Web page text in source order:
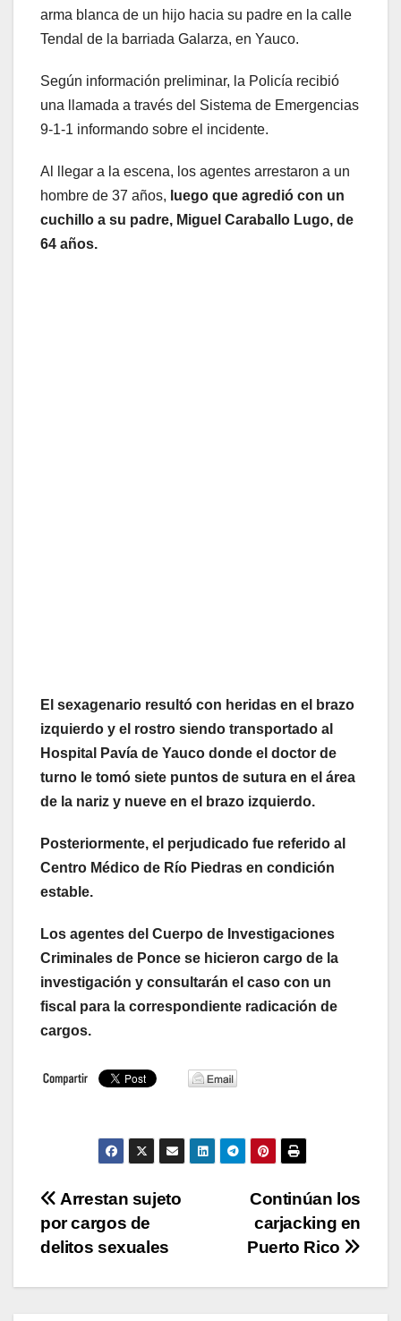
arma blanca de un hijo hacia su padre en la calle
Tendal de la barriada Galarza, en Yauco.
Según información preliminar, la Policía recibió
una llamada a través del Sistema de Emergencias
9-1-1 informando sobre el incidente.
Al llegar a la escena, los agentes arrestaron a un
hombre de 37 años, luego que agredió con un
cuchillo a su padre, Miguel Caraballo Lugo, de
64 años.
El sexagenario resultó con heridas en el brazo
izquierdo y el rostro siendo transportado al
Hospital Pavía de Yauco donde el doctor de
turno le tomó siete puntos de sutura en el área
de la nariz y nueve en el brazo izquierdo.
Posteriormente, el perjudicado fue referido al
Centro Médico de Río Piedras en condición
estable.
Los agentes del Cuerpo de Investigaciones
Criminales de Ponce se hicieron cargo de la
investigación y consultarán el caso con un
fiscal para la correspondiente radicación de
cargos.
Navegación
de
entradas
Continúan los
carjacking en
Puerto Rico
Arrestan sujeto
por cargos de
delitos sexuales